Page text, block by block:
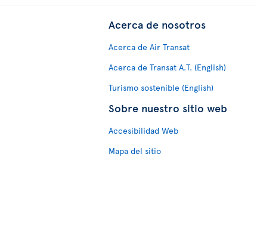
Acerca de nosotros
Acerca de Air Transat
Acerca de Transat A.T. (English)
Turismo sostenible (English)
Sobre nuestro sitio web
Accesibilidad Web
Mapa del sitio